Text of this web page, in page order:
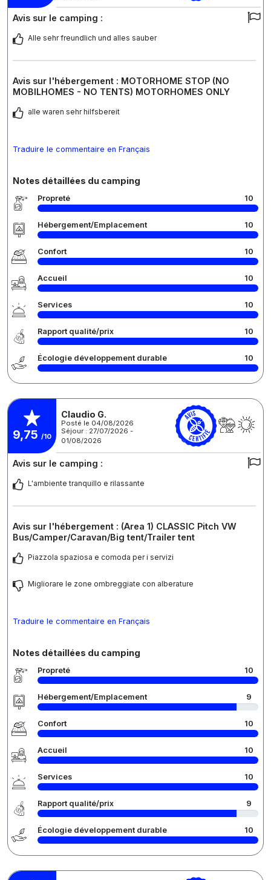
Avis sur le camping :
Alle sehr freundlich und alles sauber
Avis sur l'hébergement : MOTORHOME STOP (NO
MOBILHOMES - NO TENTS) MOTORHOMES ONLY
alle waren sehr hilfsbereit
Traduire le commentaire en Français
Notes détaillées du camping
Propreté 10
Hébergement/Emplacement 10
Confort 10
Accueil 10
Services 10
Rapport qualité/prix 10
Écologie développement durable 10
9,75 /10
Claudio G.
Posté le 04/08/2026
Séjour : 27/07/2026 -
01/08/2026
Avis sur le camping :
L'ambiente tranquillo e rilassante
Avis sur l'hébergement : (Area 1) CLASSIC Pitch VW
Bus/Camper/Caravan/Big tent/Trailer tent
Piazzola spaziosa e comoda per i servizi
Migliorare le zone ombreggiate con alberature
Traduire le commentaire en Français
Notes détaillées du camping
Propreté 10
Hébergement/Emplacement 9
Confort 10
Accueil 10
Services 10
Rapport qualité/prix 9
Écologie développement durable 10